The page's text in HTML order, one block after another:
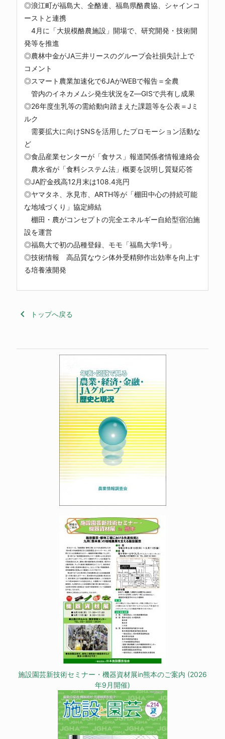
◎浪江町が福島大、全酪連、福島県酪農協、シャインコ
ーストと連携
4月に「大規模酪農施設」開場で、研究開発・技術開
発等を推進
◎農林中金がJA三井リースのグループ会社損失計上で
コメント
◎スマート農業加速化で6JAがWEBで報告＝全農
管内のイネカメムシ発生状況をZ―GISで共有し成果
◎26年度生乳等の需給動向踏まえた課題等を公表＝Jミ
ルク
需要拡大に向けSNSを活用したプロモーション活動な
ど
◎食品産業センターが「食サス」報道関係者情報連絡会
農水省が「食料システム法」概要を説明し質疑応答
◎JA貯金残高12月末は108.4兆円
◎ヤマタネ、氷見市、ARTH等が「棚田中心の持続可能
な地域づくり」協定締結
棚田・農がコンセプトの完全エネルギー自給型宿泊施
設を運営
◎福島大で初の品種登録、モモ「福島大学1号」
◎技術情報 高品質なウシ体外受精卵作出効率を向上す
る培養液開発
keyboard_arrow_left トップへ戻る
施設園芸新技術セミナー・機器資材展in熊本のご案内 (2026
年9月開催)